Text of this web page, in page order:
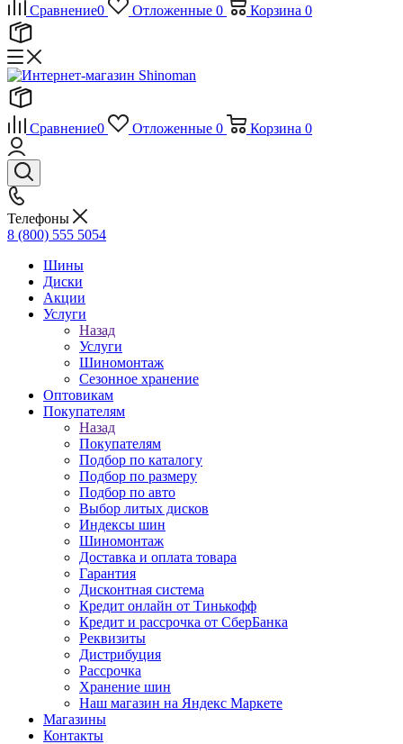
Сравнение0 Отложенные 0 Корзина 0
Сравнение0 Отложенные 0 Корзина 0
Телефоны
8 (800) 555 5054
Шины
Диски
Акции
Услуги
Назад
Услуги
Шиномонтаж
Сезонное хранение
Оптовикам
Покупателям
Назад
Покупателям
Подбор по каталогу
Подбор по размеру
Подбор по авто
Выбор литых дисков
Индексы шин
Шиномонтаж
Доставка и оплата товара
Гарантия
Дисконтная система
Кредит онлайн от Тинькофф
Кредит и рассрочка от СберБанка
Реквизиты
Дистрибуция
Рассрочка
Хранение шин
Наш магазин на Яндекс Маркете
Магазины
Контакты